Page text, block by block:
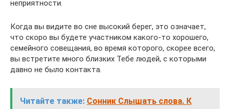
неприятности.
Когда вы видите во сне высокий берег, это означает,
что скоро вы будете участником какого-то хорошего,
семейного совещания, во время которого, скорее всего,
вы встретите много близких Тебе людей, с которыми
давно не было контакта.
Читайте также: Сонник Слышать слова. К